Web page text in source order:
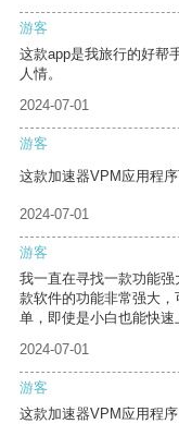
游客
这款app是我旅行的好帮
人情。
2024-07-01
游客
这款加速器VPM应用程
2024-07-01
游客
我一直在寻找一款功能
款软件的功能非常强大
单，即使是小白也能快速
2024-07-01
游客
这款加速器VPM应用程